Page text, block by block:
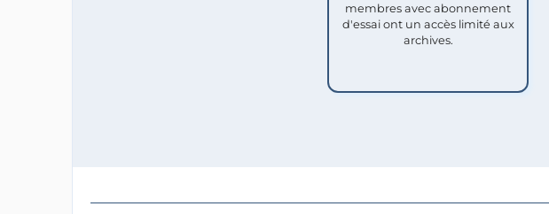
membres avec abonnement
d'essai ont un accès limité aux
archives.